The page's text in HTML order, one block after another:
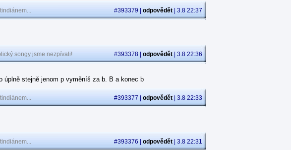
#393379 | odpovědět | 3.8 22:37
songy jsme nezpívali! #393378 | odpovědět | 3.8 22:36
úplně stejně jenom p vyměníš za b. B a konec b
#393377 | odpovědět | 3.8 22:33
#393376 | odpovědět | 3.8 22:31